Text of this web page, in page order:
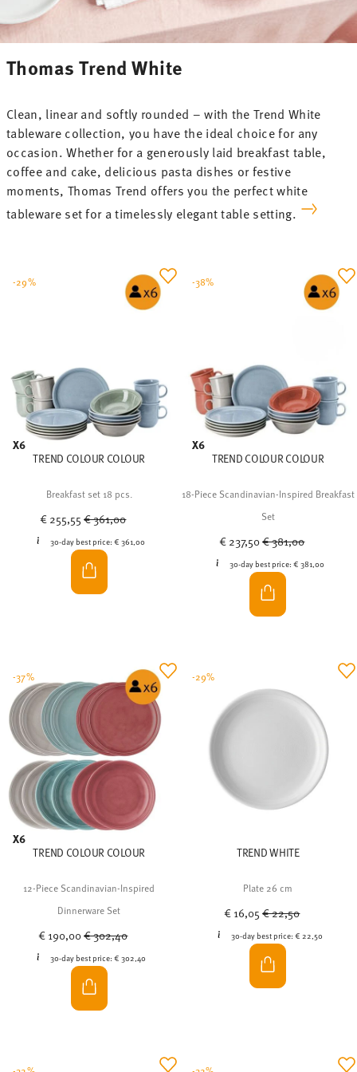
X6
TREND COLOUR COLOUR
Breakfast set 18 pcs.
€ 255,55Price reduced from
€ 361,00
30-day best price:€ 361,00
-29%
X6
TREND COLOUR COLOUR
18-Piece Scandinavian-Inspired Breakfast
Set
€ 237,50Price reduced from
€ 381,00
30-day best price: € 381,00
-38%
X6
TREND COLOUR COLOUR
12-Piece Scandinavian-Inspired
Dinnerware Set
€ 190,00Price reduced from
€ 302,40
30-day best price: € 302,40
-37%
TREND WHITE
Plate 26 cm
€ 16,05Price reduced from
€ 22,50
30-day best price: € 22,50
-29%
Thomas Trend White
Clean, linear and softly rounded – with the Trend White
tableware collection, you have the ideal choice for any
occasion. Whether for a generously laid breakfast table,
coffee and cake, delicious pasta dishes or festive
moments, Thomas Trend offers you the perfect white
tableware set for a timelessly elegant table setting.